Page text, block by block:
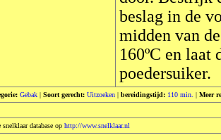
beslag in de
midden van
160ºC en
poedersuiker.
Gebak | Soort gerecht: Uitzoeken | bereidingstijd: 110 min. | Meer
database op http://www.snelklaar.nl